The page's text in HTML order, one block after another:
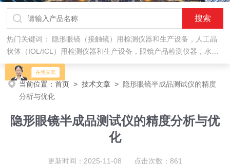
热门关键词： 隐形眼镜（接触镜）用检测仪器和生产设备，人工晶
状体（IOL/ICL）用检测仪器和生产设备，眼镜产品检测仪器，水气
处理环保设备
当前位置：首页 >技术文章 > 隐形眼镜半成品测试仪的精度
分析与优化
隐形眼镜半成品测试仪的精度分析与优
化
更新时间：2025-11-08 点击次数：861